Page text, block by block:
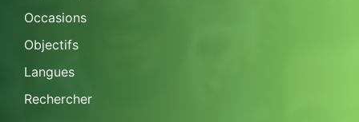
Occasions
Objectifs
Langues
Rechercher